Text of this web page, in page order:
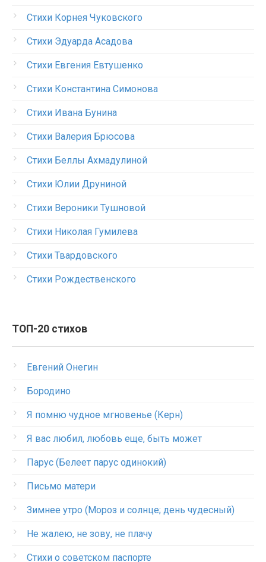
Стихи Корнея Чуковского
Стихи Эдуарда Асадова
Стихи Евгения Евтушенко
Стихи Константина Симонова
Стихи Ивана Бунина
Стихи Валерия Брюсова
Стихи Беллы Ахмадулиной
Стихи Юлии Друниной
Стихи Вероники Тушновой
Стихи Николая Гумилева
Стихи Твардовского
Стихи Рождественского
ТОП-20 стихов
Евгений Онегин
Бородино
Я помню чудное мгновенье (Керн)
Я вас любил, любовь еще, быть может
Парус (Белеет парус одинокий)
Письмо матери
Зимнее утро (Мороз и солнце; день чудесный)
Не жалею, не зову, не плачу
Стихи о советском паспорте